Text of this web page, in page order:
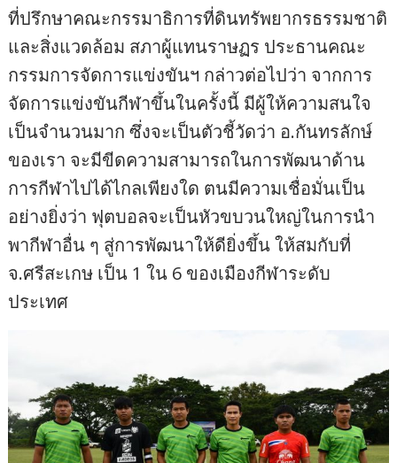
ที่ปรึกษาคณะกรรมาธิการที่ดินทรัพยากรธรรมชาติ
และสิ่งแวดล้อม สภาผู้แทนราษฏร ประธานคณะ
กรรมการจัดการแข่งขันฯ กล่าวต่อไปว่า จากการ
จัดการแข่งขันกีฬาขึ้นในครั้งนี้ มีผู้ให้ความสนใจ
เป็นจำนวนมาก ซึ่งจะเป็นตัวชี้วัดว่า อ.กันทรลักษ์
ของเรา จะมีขีดความสามารถในการพัฒนาด้าน
การกีฬาไปได้ไกลเพียงใด ตนมีความเชื่อมั่นเป็น
อย่างยิ่งว่า ฟุตบอลจะเป็นหัวขบวนใหญ่ในการนำ
พากีฬาอื่น ๆ สู่การพัฒนาให้ดียิ่งขึ้น ให้สมกับที่
จ.ศรีสะเกษ เป็น 1 ใน 6 ของเมืองกีฬาระดับ
ประเทศ